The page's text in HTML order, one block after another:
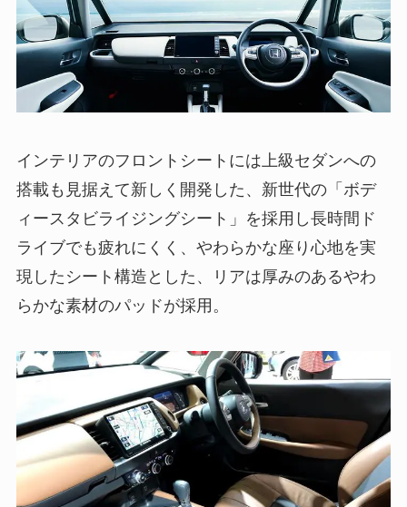
インテリアのフロントシートには上級セダンへの
搭載も見据えて新しく開発した、新世代の「ボデ
ィースタビライジングシート」を採用し長時間ド
ライブでも疲れにくく、やわらかな座り心地を実
現したシート構造とした、リアは厚みのあるやわ
らかな素材のパッドが採用。